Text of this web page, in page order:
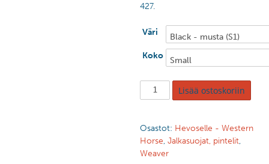
427.
Väri
Koko
Lisää ostoskoriin
Osastot: Hevoselle - Western
Horse, Jalkasuojat, pintelit,
Weaver